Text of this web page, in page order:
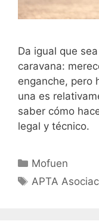
Da igual que
caravana:
enganche, pero
una es
saber cómo
legal y técnico.
Mofuen
APTA